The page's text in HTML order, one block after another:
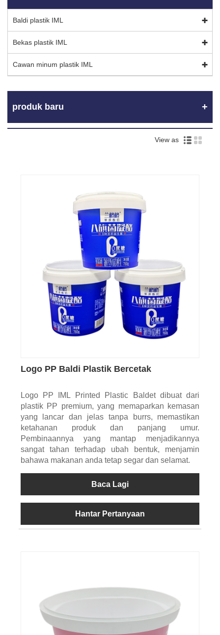
Baldi plastik IML
Bekas plastik IML
Cawan minum plastik IML
produk baru
View as
Logo PP Baldi Plastik Bercetak
Logo PP IML Printed Plastic Baldet dibuat dari
plastik PP premium, yang memaparkan kemasan
yang lancar dan jelas tanpa burrs, memastikan
ketahanan produk dan panjang umur.
Pembinaannya yang mantap menjadikannya
sangat tahan terhadap ubah bentuk, menjamin
bahawa makanan anda tetap segar dan selamat.
Baca Lagi
Hantar Pertanyaan